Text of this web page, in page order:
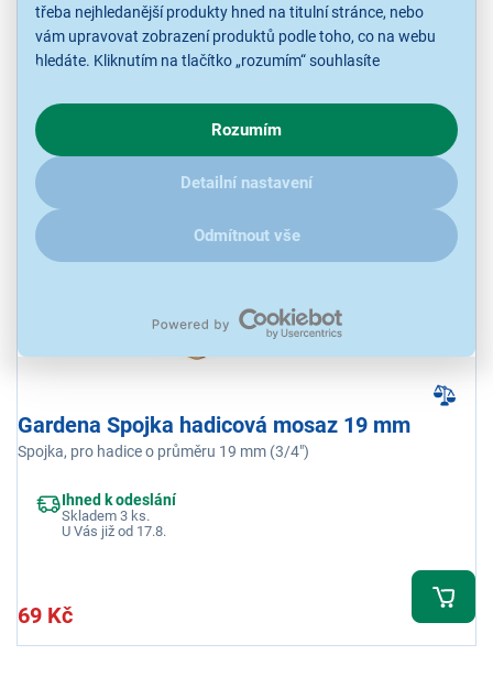
třeba nejhledanější produkty hned na titulní stránce, nebo
vám upravovat zobrazení produktů podle toho, co na webu
hledáte. Kliknutím na tlačítko „rozumím“ souhlasíte
chování na webu pro zobrazení cílených reklam. Pokud vás
zajímají detaily, jak u nás s cookies a dalšími údaji pracujeme,
kliknětesem.
Rozumím
Detailní nastavení
Odmítnout vše
Ihned k odeslání
Skladem více než 5 ks.
U Vás již od 17.8.
56 Kč
Gardena Spojka hadicová mosaz 19 mm
Spojka, pro hadice o průměru 19 mm (3/4")
Ihned k odeslání
Skladem 3 ks.
U Vás již od 17.8.
69 Kč